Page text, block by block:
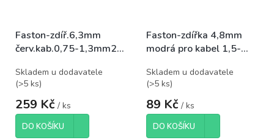
Faston-zdíř.6,3mm
červ.kab.0,75-1,3mm2
Skladem u dodavatele
(>5 ks)
259 Kč / ks
DO KOŠÍKU
Faston-zdířka 4,8mm
modrá pro kabel 1,5-
Skladem u dodavatele
(>5 ks)
89 Kč / ks
DO KOŠÍKU